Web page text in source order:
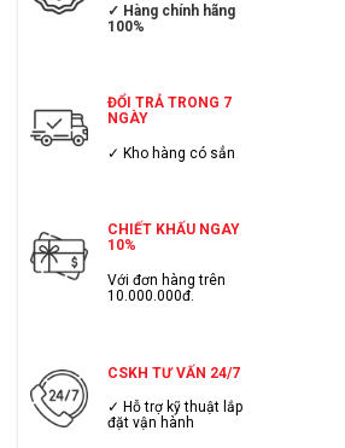
✓ Hàng chính hãng
100%
ĐỔI TRẢ TRONG 7
NGÀY
✓ Kho hàng có sẳn
CHIẾT KHẤU NGAY
10%
Với đơn hàng trên
10.000.000đ.
CSKH TƯ VẤN 24/7
✓ Hỗ trợ kỹ thuật lắp
đặt vận hành